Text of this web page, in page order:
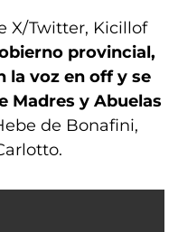
X/Twitter, Kicillof
provincial,
la voz en off y se
Madres y Abuelas
de Bonafini,